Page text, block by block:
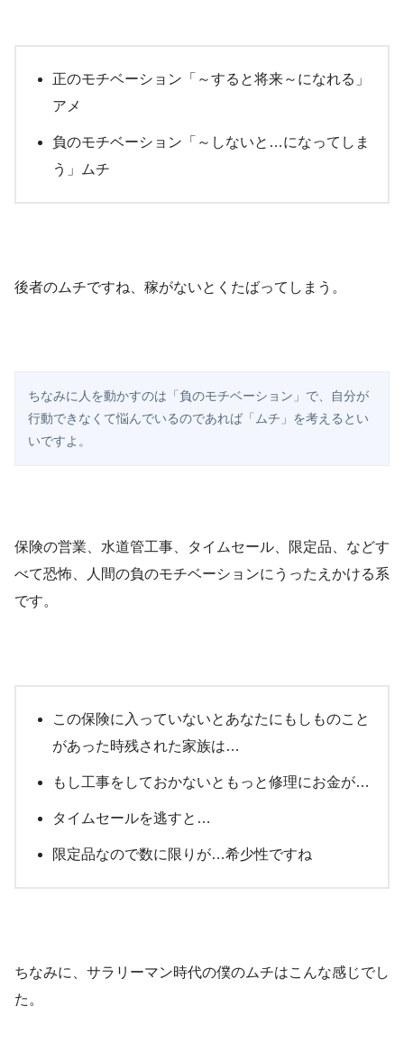
正のモチベーション「～すると将来～になれる」
アメ
負のモチベーション「～しないと…になってしま
う」ムチ
後者のムチですね、稼がないとくたばってしまう。
ちなみに人を動かすのは「負のモチベーション」で、自分が
行動できなくて悩んでいるのであれば「ムチ」を考えるとい
いですよ。
保険の営業、水道管工事、タイムセール、限定品、などす
べて恐怖、人間の負のモチベーションにうったえかける系
です。
この保険に入っていないとあなたにもしものこと
があった時残された家族は…
もし工事をしておかないともっと修理にお金が…
タイムセールを逃すと…
限定品なので数に限りが…希少性ですね
ちなみに、サラリーマン時代の僕のムチはこんな感じでし
た。